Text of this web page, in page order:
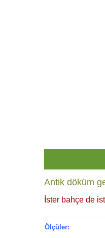
Antik döküm
İster bahçe de
Ölçüler: